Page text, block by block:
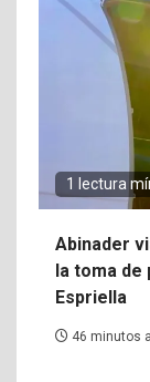
1 lectura
Abinader
la toma de
Espriella
46 minutos